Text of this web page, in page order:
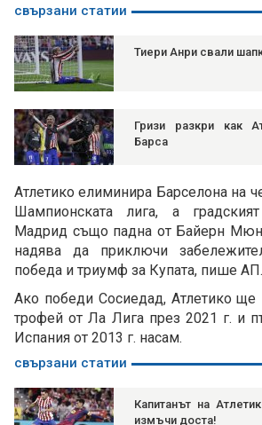
свързани статии
Тиери Анри свали
Гризи разкри как
Барса
Атлетико елиминира Барселона на
Шампионската лига, а
Мадрид също падна от Байерн
надява да приключи
победа и триумф за Купата, пише АП.
Ако победи Сосиедад, Атлетико
трофей от Ла Лига през 2021 г. и
Испания от 2013 г. насам.
свързани статии
Капитанът на
измъчи доста!